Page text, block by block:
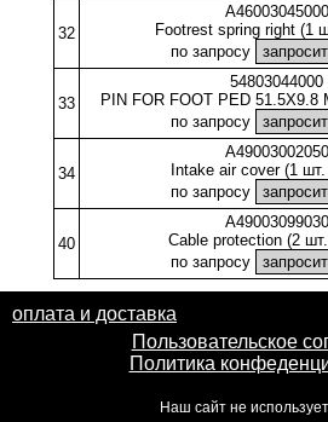
32
A46003045000
Footrest spring right (1
по запросу
33
54803044000
PIN FOR FOOT PED 51.5X9.8
по запросу
34
A49003002050
Intake air cover (1
по запросу
40
A49003099030
Cable protection (2
по запросу
оплата и доставка
Пользовательское
Политика
Наш сайт не